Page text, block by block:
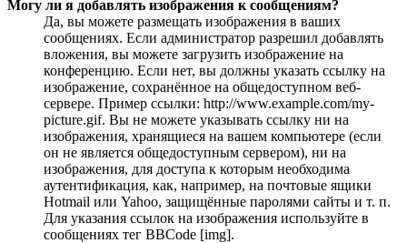
Могу ли я добавлять изображения к сообщениям?
Да, вы можете размещать изображения в ваших
сообщениях. Если администратор разрешил добавлять
вложения, вы можете загрузить изображение на
конференцию. Если нет, вы должны указать ссылку на
изображение, сохранённое на общедоступном веб-
сервере. Пример ссылки: http://www.example.com/my-
picture.gif. Вы не можете указывать ссылку ни на
изображения, хранящиеся на вашем компьютере (если
он не является общедоступным сервером), ни на
изображения, для доступа к которым необходима
аутентификация, как, например, на почтовые ящики
Hotmail или Yahoo, защищённые паролями сайты и т. п.
Для указания ссылок на изображения используйте в
сообщениях тег BBCode [img].